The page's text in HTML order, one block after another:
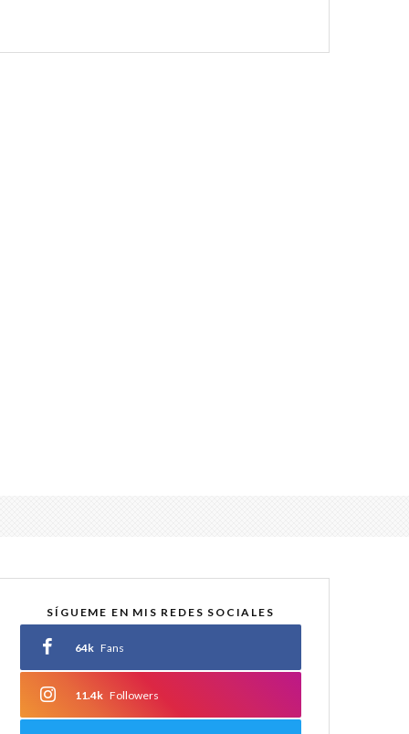
SÍGUEME EN MIS REDES SOCIALES
64k Fans
11.4k Followers